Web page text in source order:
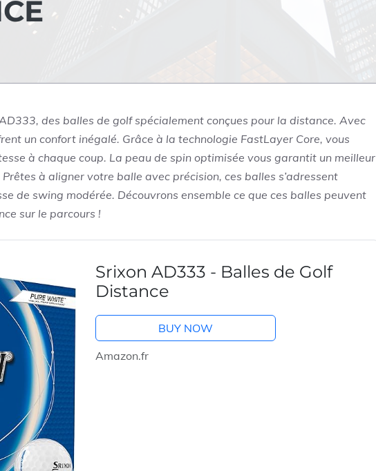
des balles de golf spécialement conçues pour la distance. Avec
un confort inégalé. Grâce à la technologie FastLayer Core, vous
à chaque coup. La peau de spin optimisée vous garantit un meilleur
à aligner votre balle avec précision, ces balles s’adressent
de swing modérée. Découvrons ensemble ce que ces balles peuvent
sur le parcours !
Srixon AD333 - Balles de Golf
Distance
BUY NOW
Amazon.fr